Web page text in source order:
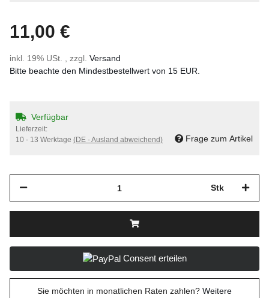
11,00 €
inkl. 19% USt. , zzgl. Versand
Bitte beachte den Mindestbestellwert von 15 EUR.
Verfügbar
Lieferzeit:
10 - 13 Werktage (DE - Ausland abweichend) Frage zum Artikel
Stk
Consent erteilen
Sie möchten in monatlichen Raten zahlen? Weitere